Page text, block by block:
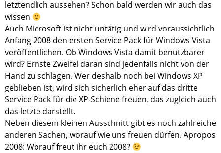
letztendlich aussehen? Schon bald werden wir auch das
wissen
Auch Microsoft ist nicht untätig und wird voraussichtlich
Anfang 2008 den ersten Service Pack für Windows Vista
veröffentlichen. Ob Windows Vista damit benutzbarer
wird? Ernste Zweifel daran sind jedenfalls nicht von der
Hand zu schlagen. Wer deshalb noch bei Windows XP
geblieben ist, wird sich sicherlich eher auf das dritte
Service Pack für die XP-Schiene freuen, das zugleich auch
das letzte darstellt.
Neben diesem kleinen Ausschnitt gibt es noch zahlreiche
anderen Sachen, worauf wie uns freuen dürfen. Apropos
2008: Worauf freut ihr euch 2008?